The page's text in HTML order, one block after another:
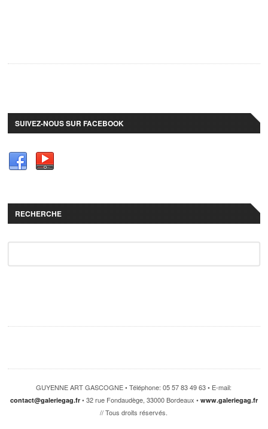
SUIVEZ-NOUS SUR FACEBOOK
RECHERCHE
GUYENNE ART GASCOGNE • Téléphone: 05 57 83 49 63 • E-mail:
contact@galeriegag.fr• 32 rue Fondaudège, 33000 Bordeaux • www.galeriegag.fr
// Tous droits réservés.